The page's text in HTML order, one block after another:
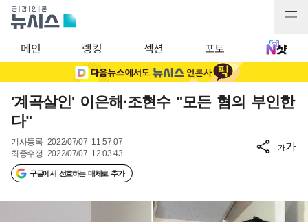
메인 랭킹 섹션 포토
'계곡살인' 이은해·조현수 "모든 혐의 부인한
다"
기사등록 2022/07/07 11:57:07
최종수정 2022/07/07 12:03:43
구글에서 선호하는 매체로 추가
가가